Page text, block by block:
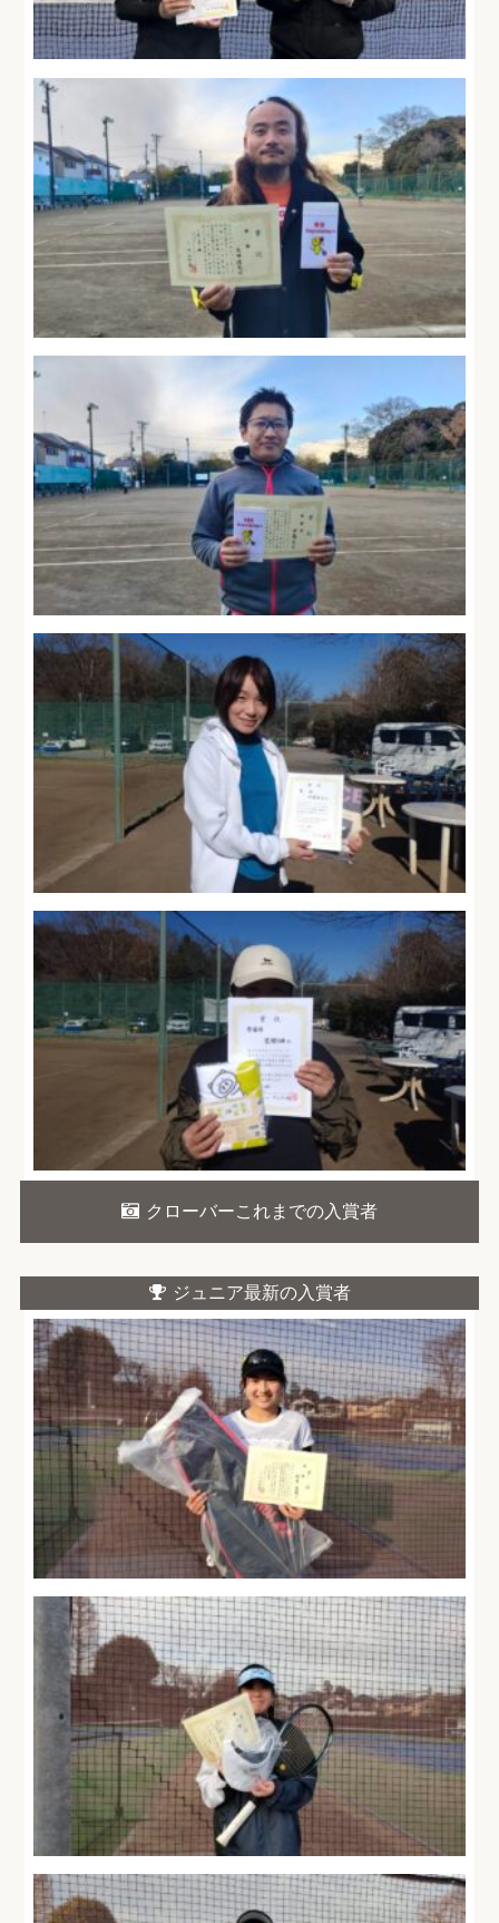
クローバーこれまでの入賞者
ジュニア最新の入賞者